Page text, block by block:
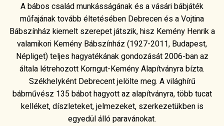
A bábos család munkásságának és a vásári bábjáték
műfajának tovább éltetésében Debrecen és a Vojtina
Bábszínház kiemelt szerepet játszik, hisz Kemény Henrik a
valamikori Kemény Bábszínház (1927-2011, Budapest,
Népliget) teljes hagyatékának gondozását 2006-ban az
általa létrehozott Korngut-Kemény Alapítványra bízta.
Székhelyként Debrecent jelölte meg. A világhírű
bábművész 135 bábot hagyott az alapítványra, több tucat
kelléket, díszleteket, jelmezeket, szerkezetükben is
egyedül álló paravánokat.